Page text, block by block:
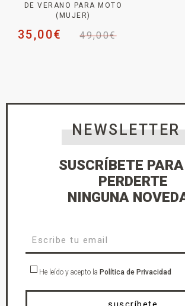
DE VERANO PARA MOTO
(MUJER)
49,00€
35,00€
NEWSLETTER
SUSCRÍBETE
PERDERTE
NINGUNA
He leído y acepto la Política de Privacidad